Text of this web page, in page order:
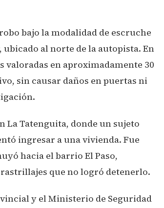
bajo la modalidad de escruche
al norte de la autopista. En
valoradas en aproximadamente 30
sin causar daños en puertas ni
La Tatenguita, donde un sujeto
ingresar a una vivienda. Fue
hacia el barrio El Paso,
que no logró detenerlo.
y el Ministerio de Seguridad